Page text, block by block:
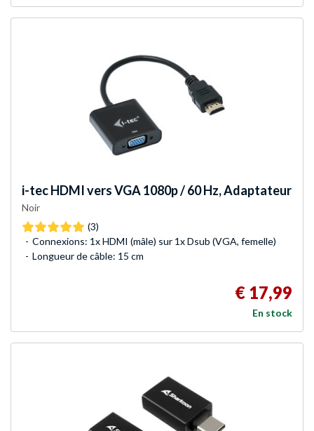
i-tecHDMI vers VGA 1080p / 60 Hz, Adaptateur
Noir
(3)
Connexions: 1x HDMI (mâle) sur 1x Dsub (VGA, femelle)
Longueur de câble: 15 cm
€ 17,99
En stock